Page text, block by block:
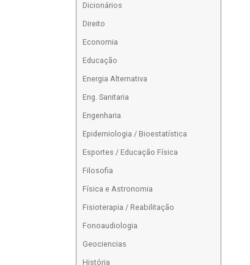
Dicionários
Direito
Economia
Educação
Energia Alternativa
Eng. Sanitaria
Engenharia
Epidemiologia / Bioestatística
Esportes / Educação Física
Filosofia
Física e Astronomia
Fisioterapia / Reabilitação
Fonoaudiologia
Geociencias
História